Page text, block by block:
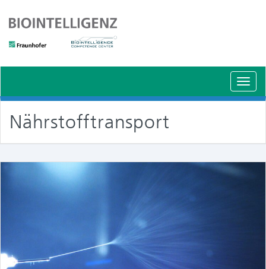
Nährstofftransport